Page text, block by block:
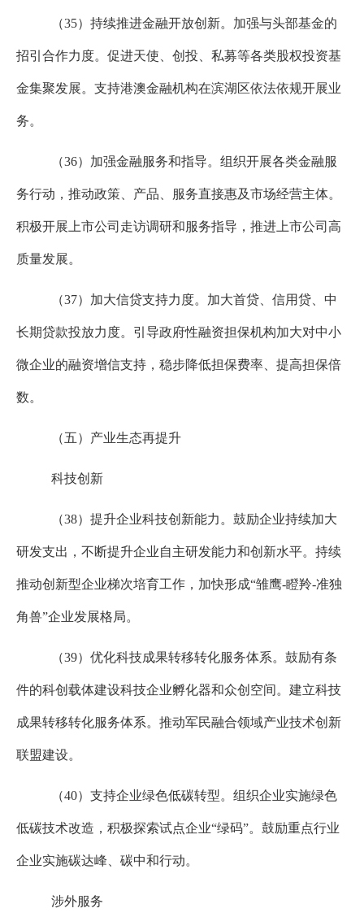
（35）持续推进金融开放创新。加强与头部基金的
招引合作力度。促进天使、创投、私募等各类股权投资基
金集聚发展。支持港澳金融机构在滨湖区依法依规开展业
务。
（36）加强金融服务和指导。组织开展各类金融服
务行动，推动政策、产品、服务直接惠及市场经营主体。
积极开展上市公司走访调研和服务指导，推进上市公司高
质量发展。
（37）加大信贷支持力度。加大首贷、信用贷、中
长期贷款投放力度。引导政府性融资担保机构加大对中小
微企业的融资增信支持，稳步降低担保费率、提高担保倍
数。
（五）产业生态再提升
科技创新
（38）提升企业科技创新能力。鼓励企业持续加大
研发支出，不断提升企业自主研发能力和创新水平。持续
推动创新型企业梯次培育工作，加快形成“雏鹰-瞪羚-准独
角兽”企业发展格局。
（39）优化科技成果转移转化服务体系。鼓励有条
件的科创载体建设科技企业孵化器和众创空间。建立科技
成果转移转化服务体系。推动军民融合领域产业技术创新
联盟建设。
（40）支持企业绿色低碳转型。组织企业实施绿色
低碳技术改造，积极探索试点企业“绿码”。鼓励重点行业
企业实施碳达峰、碳中和行动。
涉外服务